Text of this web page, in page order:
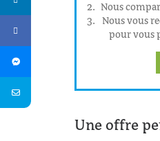
Nous
Nous vous
pour vous
Une offre